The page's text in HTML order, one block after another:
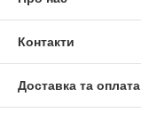
Контакти
Доставка та оплата